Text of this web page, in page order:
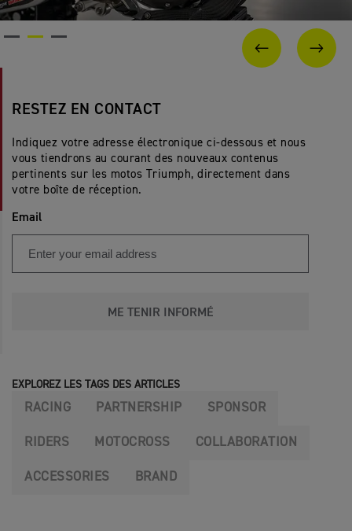
PAGE
RESTEZ EN CONTACT
Indiquez votre adresse électronique ci-dessous et nous
vous tiendrons au courant des nouveaux contenus
pertinents sur les motos Triumph, directement dans
votre boîte de réception.
Email
ME TENIR INFORMÉ
EXPLOREZ LES TAGS DES ARTICLES
RACING PARTNERSHIP SPONSOR
RIDERS MOTOCROSS COLLABORATION
ACCESSORIES BRAND